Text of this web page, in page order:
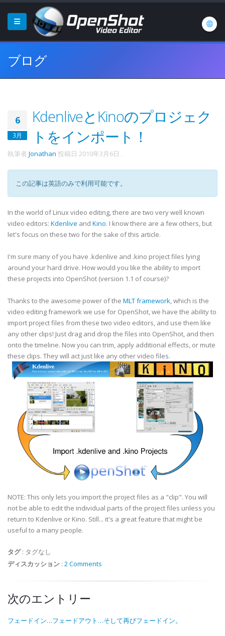
ブログ
6
3月
KdenliveとKinoのプロジェク
トをインポート！
執筆者 Jonathan 投稿日 2010年3月6日 .
この記事は英語のみで利用可能です。
In the world of Linux video editing, there are two very well known
video editors: Kdenlive and Kino. I know there are a few others, but
let's focus on these two for the sake of this article.
I'm sure many of you have .kdenlive and .kino project files lying
around your hard drive. How would you like the ability to import
these projects into OpenShot (version 1.1 of course)?
Thanks to the awesome power of the MLT framework, which is the
video editing framework we use for OpenShot, we have the ability to
import project files from these two video editors, and use them like
any other clips! Just drag and drop the files into OpenShot, and then
onto the timeline. Now you can trim, apply additional effects, or mute
these clips. They will act just like any other video files.
NOTE: This only lets you import the project files as a "clip". You will
not be able to edit the individual parts of the project files unless you
return to Kdenlive or Kino. Still... it's a great feature that might be
useful to a many people.
タグ: タグなし
ディスカッション : 2 Comments
次のエントリー
フェードイン…フェードアウト…そして再びフェードイン。